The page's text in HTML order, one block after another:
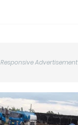
Responsive Advertisement